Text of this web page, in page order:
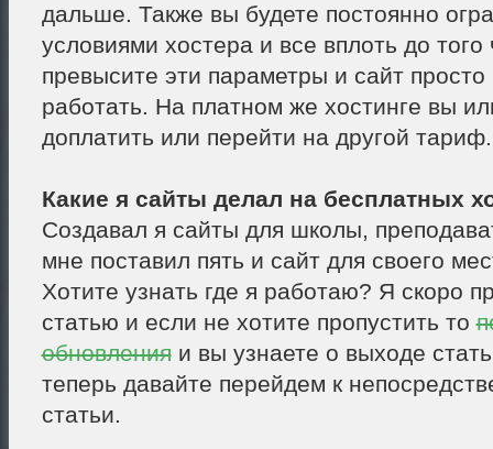
дальше. Также вы будете постоянно
условиями хостера и все вплоть до
превысите эти параметры и сайт просто
работать. На платном же хостинге вы
доплатить или перейти на другой тариф.
Какие я сайты делал на бесплатных
Создавал я сайты для школы,
мне поставил пять и сайт для своего
Хотите узнать где я работаю? Я скоро
статью и если не хотите пропустить то
обновленияи вы узнаете о выходе
теперь давайте перейдем к
статьи.